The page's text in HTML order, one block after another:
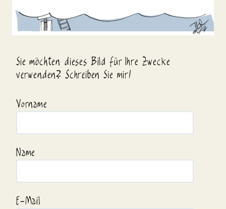
Sie möchten dieses Bild für Ihre Zwecke
verwenden? Schreiben Sie mir!
Vorname
Name
E-Mail